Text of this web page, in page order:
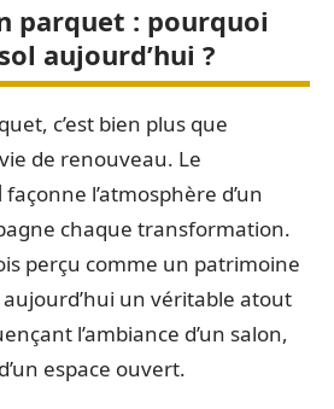
parquet : pourquoi
aujourd’hui ?
c’est bien plus que
de renouveau. Le
façonne l’atmosphère d’un
chaque transformation.
perçu comme un patrimoine
un véritable atout
l’ambiance d’un salon,
espace ouvert.